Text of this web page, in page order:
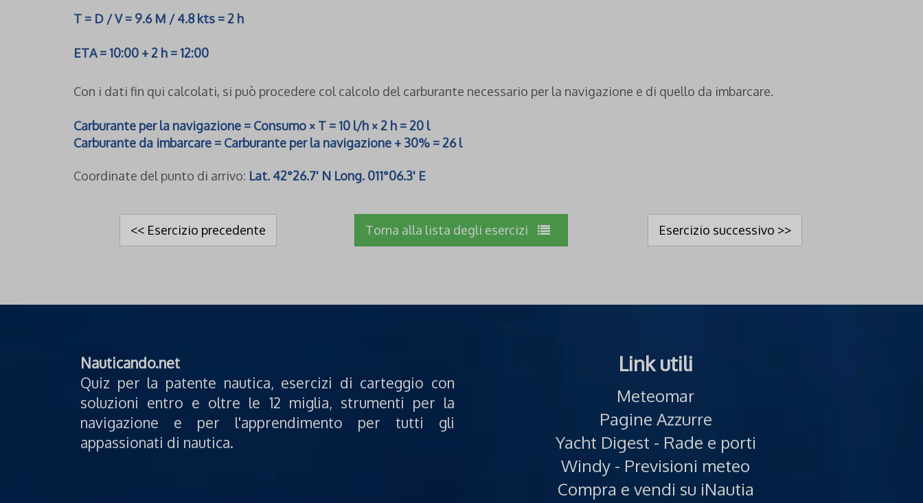
T = D / V = 9.6 M / 4.8 kts = 2 h
ETA = 10:00 + 2 h = 12:00
Con i dati fin qui calcolati, si può procedere col calcolo del carburante necessario per la navigazione e di quello da imbarcare.
Carburante per la navigazione = Consumo × T = 10 l/h × 2 h = 20 l
Carburante da imbarcare = Carburante per la navigazione + 30% = 26 l
Coordinate del punto di arrivo: Lat. 42°26.7' N Long. 011°06.3' E
<< Esercizio precedente Torna alla lista degli esercizi Esercizio successivo >>
Nauticando.net
Quiz per la patente nautica, esercizi di carteggio con
soluzioni entro e oltre le 12 miglia, strumenti per la
navigazione e per l'apprendimento per tutti gli
appassionati di nautica.
Link utili
Meteomar
Pagine Azzurre
Yacht Digest - Rade e porti
Windy - Previsioni meteo
Compra e vendi su iNautia